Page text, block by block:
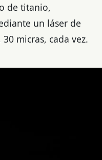
de titanio,
un láser de
micras, cada vez.